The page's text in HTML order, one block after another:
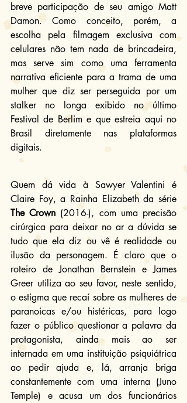
breve participação de seu amigo Matt
Damon. Como conceito, porém, a
escolha pela filmagem exclusiva com
celulares não tem nada de brincadeira,
mas serve sim como uma ferramenta
narrativa eficiente para a trama de uma
mulher que diz ser perseguida por um
stalker no longa exibido no último
Festival de Berlim e que estreia aqui no
Brasil diretamente nas plataformas
digitais.
Quem dá vida à Sawyer Valentini é
The Crown (2016-), com uma precisão
cirúrgica para deixar no ar a dúvida se
tudo que ela diz ou vê é realidade ou
ilusão da personagem. É claro que o
roteiro de Jonathan Bernstein e James
Greer utiliza ao seu favor, neste sentido,
o estigma que recaí sobre as mulheres de
paranoicas e/ou histéricas, para logo
fazer o público questionar a palavra da
protagonista, ainda mais ao ser
internada em uma instituição psiquiátrica
ao pedir ajuda e, lá, arranja briga
constantemente com uma interna (Juno
Temple) e acusa um dos funcionários